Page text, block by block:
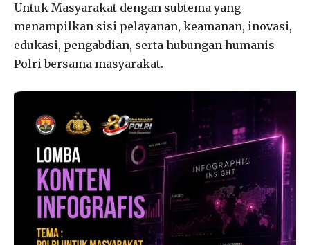
Untuk Masyarakat dengan subtema yang
menampilkan sisi pelayanan, keamanan, inovasi,
edukasi, pengabdian, serta hubungan humanis
Polri bersama masyarakat.